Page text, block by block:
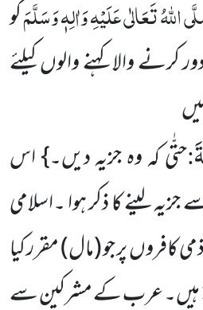
اللہُ تَعَالٰی عَلَیْہِ وَاٰلِہٖ وَسَلَّمَکو
کرنے والا کہنے والوں کیلئے
:حتّٰی کہ وہ جزیہ دیں۔} اس
لینے کا ذکر ہوا ۔اسلامی
پر جو (مال) مقرر کیا
ہیں۔ عرب کے مشرکین سے